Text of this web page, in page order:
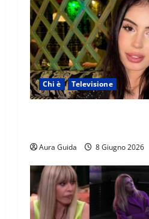
Chi è Televisione
Aura Guida 8 Giugno 2026